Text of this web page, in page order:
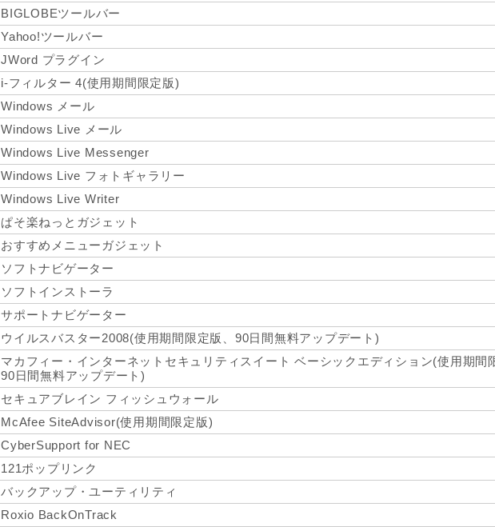
BIGLOBEツールバー
Yahoo!ツールバー
JWord プラグイン
i-フィルター 4(使用期間限定版)
Windows メール
Windows Live メール
Windows Live Messenger
Windows Live フォトギャラリー
Windows Live Writer
ぱそ楽ねっとガジェット
おすすめメニューガジェット
ソフトナビゲーター
ソフトインストーラ
サポートナビゲーター
ウイルスバスター2008(使用期間限定版、90日間無料アップデート)
マカフィー・インターネットセキュリティスイート ベーシックエディション(使用期間
90日間無料アップデート)
セキュアブレイン フィッシュウォール
McAfee SiteAdvisor(使用期間限定版)
CyberSupport for NEC
121ポップリンク
バックアップ・ユーティリティ
Roxio BackOnTrack